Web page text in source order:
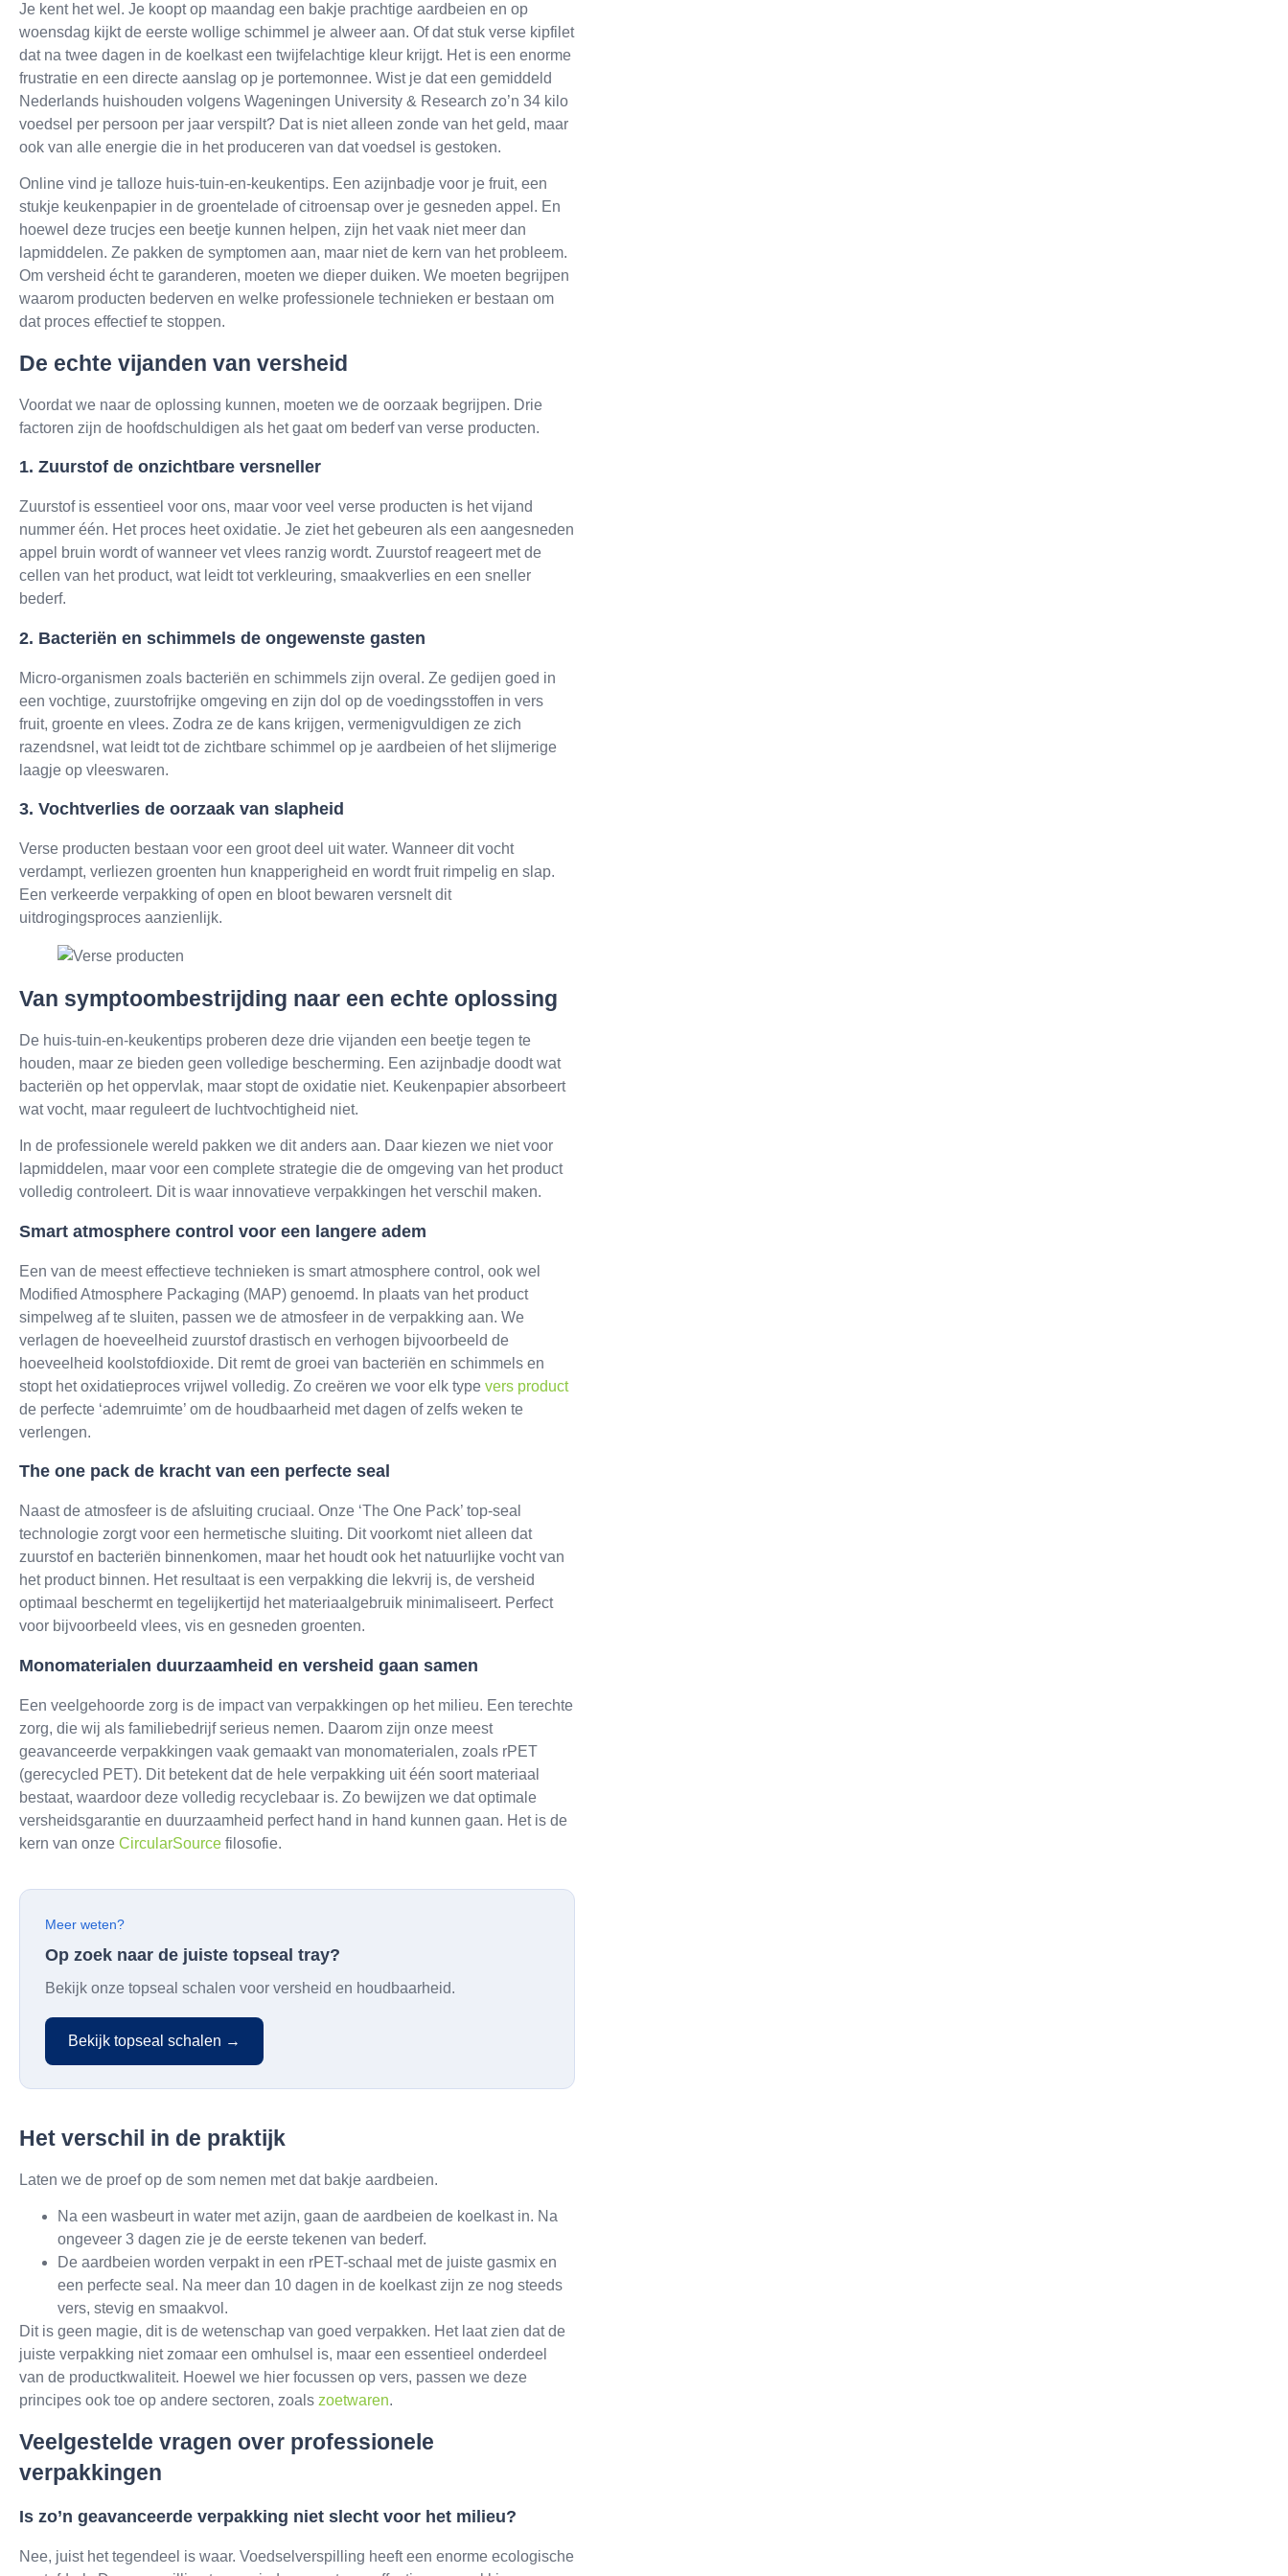
Je kent het wel. Je koopt op maandag een bakje prachtige aardbeien en op
woensdag kijkt de eerste wollige schimmel je alweer aan. Of dat stuk verse kipfilet
dat na twee dagen in de koelkast een twijfelachtige kleur krijgt. Het is een enorme
frustratie en een directe aanslag op je portemonnee. Wist je dat een gemiddeld
Nederlands huishouden volgens Wageningen University & Research zo’n 34 kilo
voedsel per persoon per jaar verspilt? Dat is niet alleen zonde van het geld, maar
ook van alle energie die in het produceren van dat voedsel is gestoken.
Online vind je talloze huis-tuin-en-keukentips. Een azijnbadje voor je fruit, een
stukje keukenpapier in de groentelade of citroensap over je gesneden appel. En
hoewel deze trucjes een beetje kunnen helpen, zijn het vaak niet meer dan
lapmiddelen. Ze pakken de symptomen aan, maar niet de kern van het probleem.
Om versheid écht te garanderen, moeten we dieper duiken. We moeten begrijpen
waarom producten bederven en welke professionele technieken er bestaan om
dat proces effectief te stoppen.
De echte vijanden van versheid
Voordat we naar de oplossing kunnen, moeten we de oorzaak begrijpen. Drie
factoren zijn de hoofdschuldigen als het gaat om bederf van verse producten.
1. Zuurstof de onzichtbare versneller
Zuurstof is essentieel voor ons, maar voor veel verse producten is het vijand
nummer één. Het proces heet oxidatie. Je ziet het gebeuren als een aangesneden
appel bruin wordt of wanneer vet vlees ranzig wordt. Zuurstof reageert met de
cellen van het product, wat leidt tot verkleuring, smaakverlies en een sneller
bederf.
2. Bacteriën en schimmels de ongewenste gasten
Micro-organismen zoals bacteriën en schimmels zijn overal. Ze gedijen goed in
een vochtige, zuurstofrijke omgeving en zijn dol op de voedingsstoffen in vers
fruit, groente en vlees. Zodra ze de kans krijgen, vermenigvuldigen ze zich
razendsnel, wat leidt tot de zichtbare schimmel op je aardbeien of het slijmerige
laagje op vleeswaren.
3. Vochtverlies de oorzaak van slapheid
Verse producten bestaan voor een groot deel uit water. Wanneer dit vocht
verdampt, verliezen groenten hun knapperigheid en wordt fruit rimpelig en slap.
Een verkeerde verpakking of open en bloot bewaren versnelt dit
uitdrogingsproces aanzienlijk.
Van symptoombestrijding naar een echte oplossing
De huis-tuin-en-keukentips proberen deze drie vijanden een beetje tegen te
houden, maar ze bieden geen volledige bescherming. Een azijnbadje doodt wat
bacteriën op het oppervlak, maar stopt de oxidatie niet. Keukenpapier absorbeert
wat vocht, maar reguleert de luchtvochtigheid niet.
In de professionele wereld pakken we dit anders aan. Daar kiezen we niet voor
lapmiddelen, maar voor een complete strategie die de omgeving van het product
volledig controleert. Dit is waar innovatieve verpakkingen het verschil maken.
Smart atmosphere control voor een langere adem
Een van de meest effectieve technieken is smart atmosphere control, ook wel
Modified Atmosphere Packaging (MAP) genoemd. In plaats van het product
simpelweg af te sluiten, passen we de atmosfeer in de verpakking aan. We
verlagen de hoeveelheid zuurstof drastisch en verhogen bijvoorbeeld de
hoeveelheid koolstofdioxide. Dit remt de groei van bacteriën en schimmels en
stopt het oxidatieproces vrijwel volledig. Zo creëren we voor elk type vers product
de perfecte ‘ademruimte’ om de houdbaarheid met dagen of zelfs weken te
verlengen.
The one pack de kracht van een perfecte seal
Naast de atmosfeer is de afsluiting cruciaal. Onze ‘The One Pack’ top-seal
technologie zorgt voor een hermetische sluiting. Dit voorkomt niet alleen dat
zuurstof en bacteriën binnenkomen, maar het houdt ook het natuurlijke vocht van
het product binnen. Het resultaat is een verpakking die lekvrij is, de versheid
optimaal beschermt en tegelijkertijd het materiaalgebruik minimaliseert. Perfect
voor bijvoorbeeld vlees, vis en gesneden groenten.
Monomaterialen duurzaamheid en versheid gaan samen
Een veelgehoorde zorg is de impact van verpakkingen op het milieu. Een terechte
zorg, die wij als familiebedrijf serieus nemen. Daarom zijn onze meest
geavanceerde verpakkingen vaak gemaakt van monomaterialen, zoals rPET
(gerecycled PET). Dit betekent dat de hele verpakking uit één soort materiaal
bestaat, waardoor deze volledig recyclebaar is. Zo bewijzen we dat optimale
versheidsgarantie en duurzaamheid perfect hand in hand kunnen gaan. Het is de
kern van onze CircularSource filosofie.
Meer weten?
Op zoek naar de juiste topseal tray?
Bekijk onze topseal schalen voor versheid en houdbaarheid.
Bekijk topseal schalen →
Het verschil in de praktijk
Laten we de proef op de som nemen met dat bakje aardbeien.
Na een wasbeurt in water met azijn, gaan de aardbeien de koelkast in. Na
ongeveer 3 dagen zie je de eerste tekenen van bederf.
De aardbeien worden verpakt in een rPET-schaal met de juiste gasmix en
een perfecte seal. Na meer dan 10 dagen in de koelkast zijn ze nog steeds
vers, stevig en smaakvol.
Dit is geen magie, dit is de wetenschap van goed verpakken. Het laat zien dat de
juiste verpakking niet zomaar een omhulsel is, maar een essentieel onderdeel
van de productkwaliteit. Hoewel we hier focussen op vers, passen we deze
principes ook toe op andere sectoren, zoals zoetwaren.
Veelgestelde vragen over professionele
verpakkingen
Is zo’n geavanceerde verpakking niet slecht voor het milieu?
Nee, juist het tegendeel is waar. Voedselverspilling heeft een enorme ecologische